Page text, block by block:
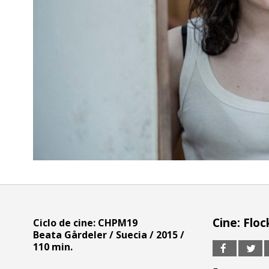
Ciclo de cine: CHPM19
Beata Gårdeler / Suecia / 2015 /
110 min.
Cine: